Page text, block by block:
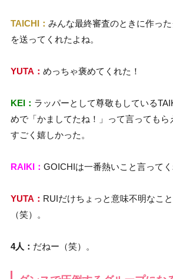
TAICHI： みんな最終審査のときに作っ
を送ってくれたよね。
YUTA： めっちゃ褒めてくれた！
KEI： ラッパーとして尊敬もしている
めで「かましてたね！」って言ってもら
すごく嬉しかった。
RAIKI： GOICHIは一番熱いこと言ってく
YUTA： RUIだけちょっと意味不明なこ
（笑）。
4人： だねー（笑）。